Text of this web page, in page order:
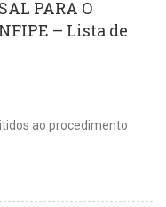
PARA O
– Lista de
ao procedimento